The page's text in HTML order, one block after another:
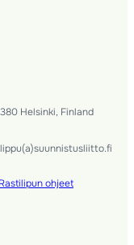
Helsinki, Finland
Rastilipun ohjeet